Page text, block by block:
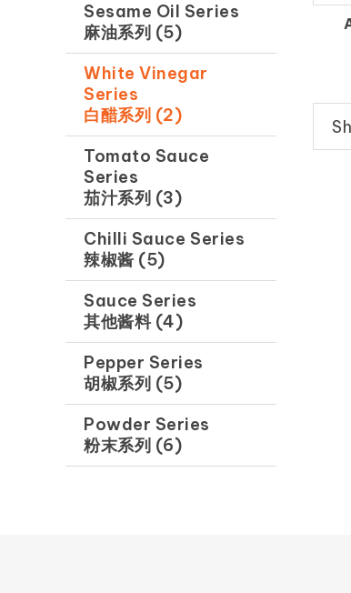
Sesame Oil Series
麻油系列 (5)
White Vinegar
Series
白醋系列 (2)
Tomato Sauce
Series
茄汁系列 (3)
Chilli Sauce Series
辣椒酱 (5)
Sauce Series
其他酱料 (4)
Pepper Series
胡椒系列 (5)
Powder Series
粉末系列 (6)